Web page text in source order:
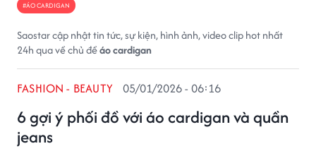
#ÁO CARDIGAN
Saostar cập nhật tin tức, sự kiện, hình ảnh, video clip hot nhất
24h qua về chủ đềáo cardigan
6 gợi ý phối đồ với áo cardigan và quần
jeans
FASHION - BEAUTY 05/01/2026 - 06:16